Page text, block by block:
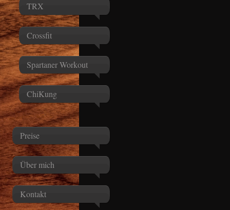
TRX
Crossfit
Spartaner Workout
ChiKung
Preise
Über mich
Kontakt